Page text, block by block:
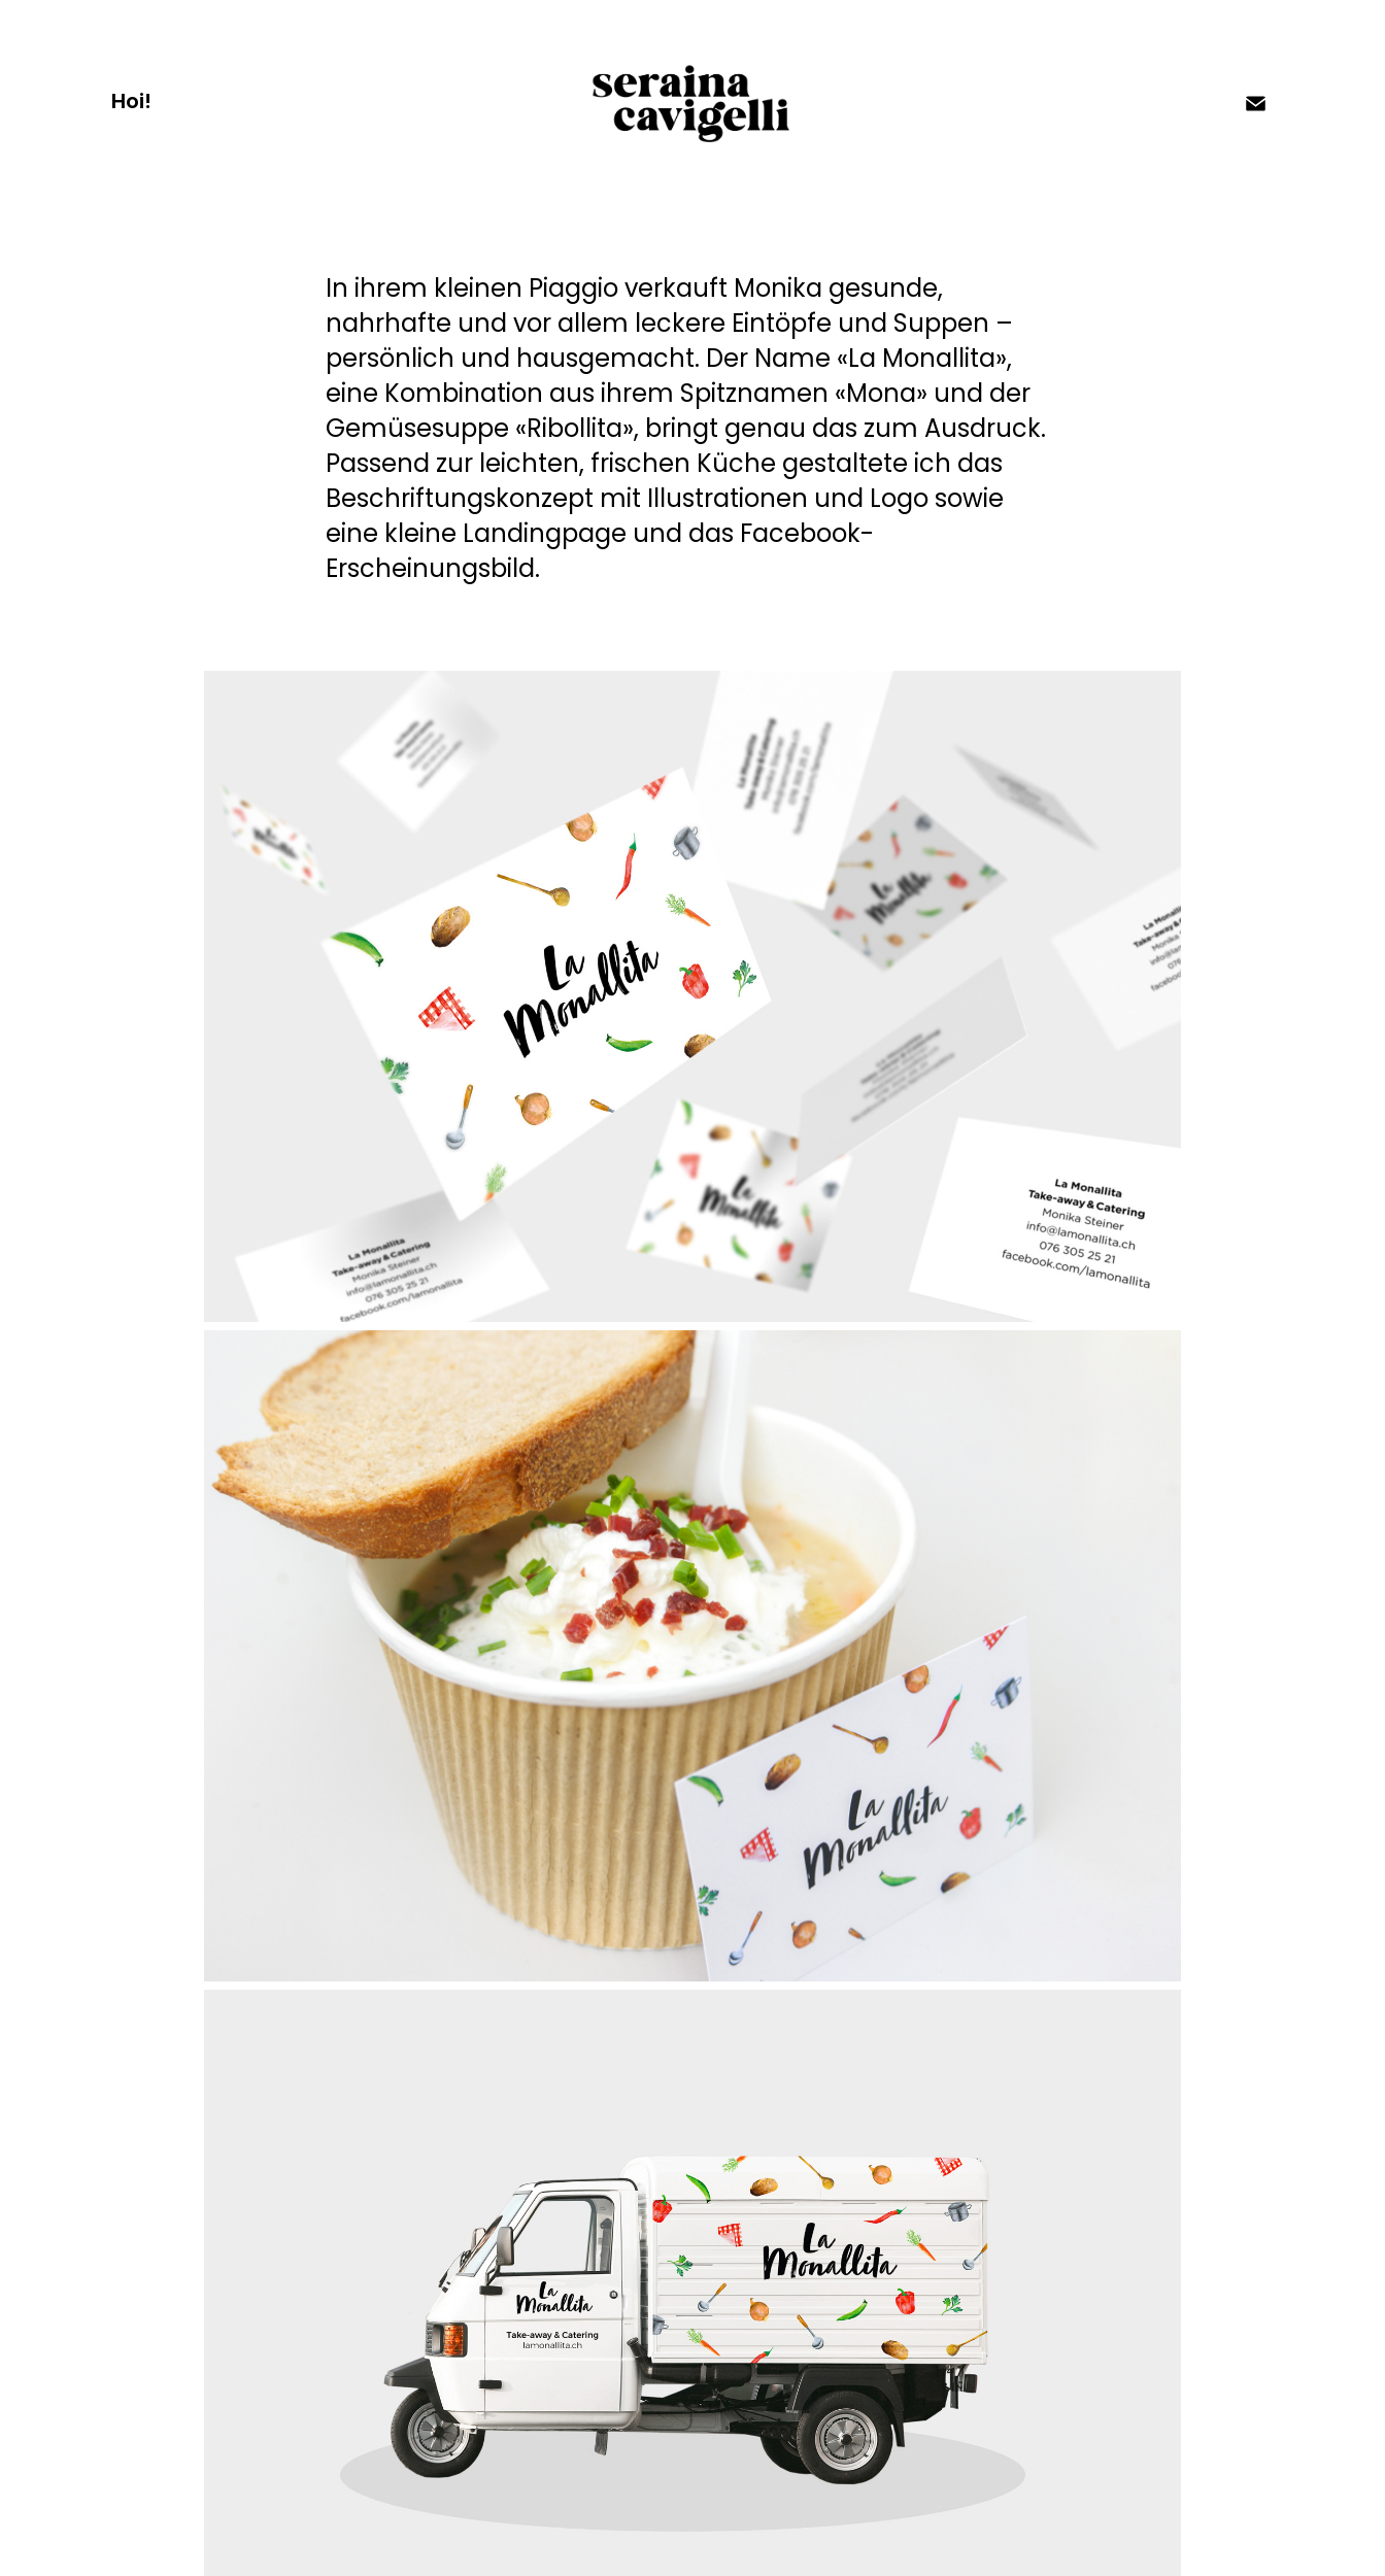
Hoi!
In ihrem kleinen Piaggio verkauft Monika gesunde,
nahrhafte und vor allem leckere Eintöpfe und Suppen –
persönlich und hausgemacht. Der Name «La Monallita»,
eine Kombination aus ihrem Spitznamen «Mona» und der
Gemüsesuppe «Ribollita», bringt genau das zum Ausdruck.
Passend zur leichten, frischen Küche gestaltete ich das
Beschriftungskonzept mit Illustrationen und Logo sowie
eine kleine Landingpage und das Facebook-
Erscheinungsbild.